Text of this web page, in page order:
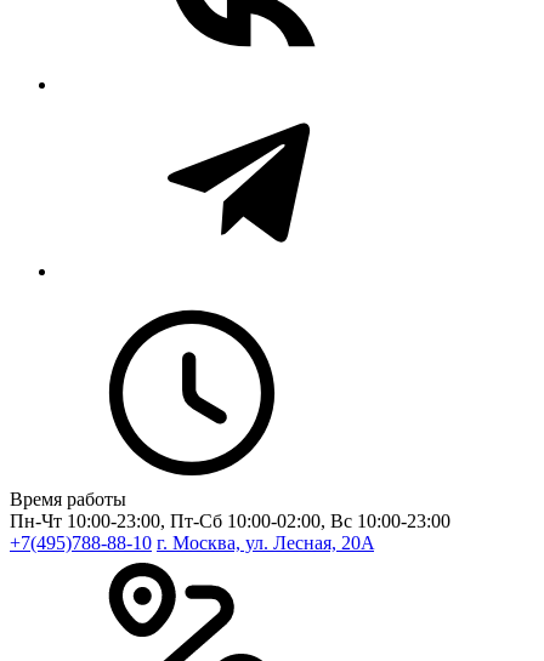
Время работы
Пн-Чт 10:00-23:00, Пт-Сб 10:00-02:00, Вс 10:00-23:00
+7(495)788-88-10 г. Москва, ул. Лесная, 20A